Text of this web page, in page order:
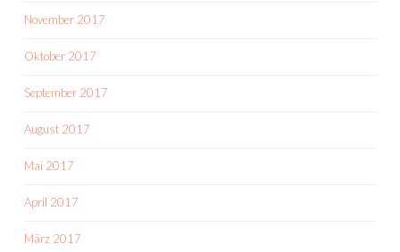
November 2017
Oktober 2017
September 2017
August 2017
Mai 2017
April 2017
März 2017